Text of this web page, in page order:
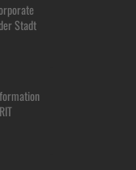
Stadt